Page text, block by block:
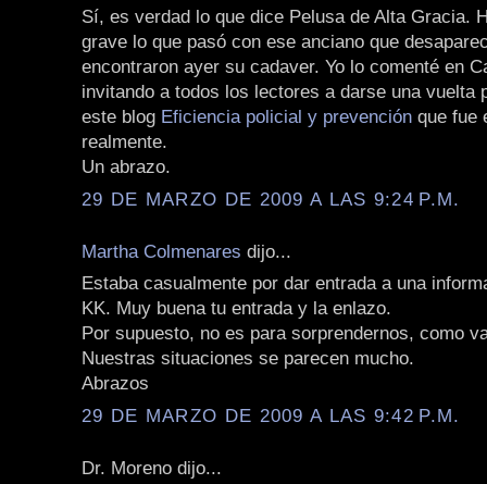
Sí, es verdad lo que dice Pelusa de Alta Gracia.
grave lo que pasó con ese anciano que
encontraron ayer su cadaver. Yo lo comenté en
invitando a todos los lectores a darse una vuelta
este blog Eficiencia policial y prevención que fue
realmente.
Un abrazo.
29 DE MARZO DE 2009 A LAS 9:24 P.M.
Martha Colmenares dijo...
Estaba casualmente por dar entrada a una
KK. Muy buena tu entrada y la enlazo.
Por supuesto, no es para sorprendernos, como
Nuestras situaciones se parecen mucho.
Abrazos
29 DE MARZO DE 2009 A LAS 9:42 P.M.
Dr. Moreno dijo...